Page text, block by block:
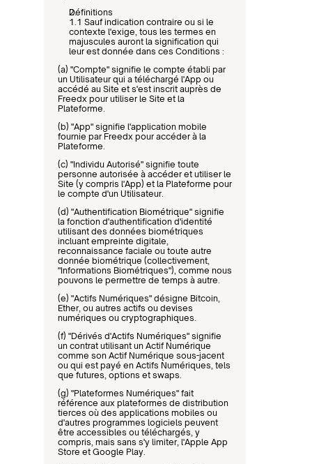
Définitions
1.1 Sauf indication contraire ou si le
contexte l'exige, tous les termes en
majuscules auront la signification qui
leur est donnée dans ces Conditions :
(a) "Compte" signifie le compte établi par
un Utilisateur qui a téléchargé l'App ou
accédé au Site et s'est inscrit auprès de
Freedx pour utiliser le Site et la
Plateforme.
(b) "App" signifie l'application mobile
fournie par Freedx pour accéder à la
Plateforme.
(c) "Individu Autorisé" signifie toute
personne autorisée à accéder et utiliser le
Site (y compris l'App) et la Plateforme pour
le compte d'un Utilisateur.
(d) "Authentification Biométrique" signifie
la fonction d'authentification d'identité
utilisant des données biométriques
incluant empreinte digitale,
reconnaissance faciale ou toute autre
donnée biométrique (collectivement,
"Informations Biométriques"), comme nous
pouvons le permettre de temps à autre.
(e) "Actifs Numériques" désigne Bitcoin,
Ether, ou autres actifs ou devises
numériques ou cryptographiques.
(f) "Dérivés d'Actifs Numériques" signifie
un contrat utilisant un Actif Numérique
comme son Actif Numérique sous-jacent
ou qui est payé en Actifs Numériques, tels
que futures, options et swaps.
(g) "Plateformes Numériques" fait
référence aux plateformes de distribution
tierces où des applications mobiles ou
d'autres programmes logiciels peuvent
être accessibles ou téléchargés, y
compris, mais sans s'y limiter, l'Apple App
Store et Google Play.